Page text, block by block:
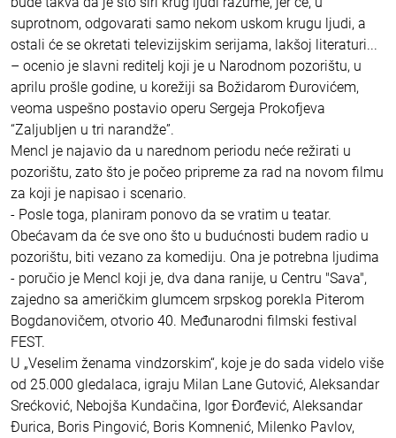
suprotnom, odgovarati samo nekom uskom krugu ljudi, a
ostali će se okretati televizijskim serijama, lakšoj literaturi...
– ocenio je slavni reditelj koji je u Narodnom pozorištu, u
aprilu prošle godine, u korežiji sa Božidarom Đurovićem,
veoma uspešno postavio operu Sergeja Prokofjeva
“Zaljubljen u tri narandže”.
Mencl je najavio da u narednom periodu neće režirati u
pozorištu, zato što je počeo pripreme za rad na novom filmu
za koji je napisao i scenario.
- Posle toga, planiram ponovo da se vratim u teatar.
Obećavam da će sve ono što u budućnosti budem radio u
pozorištu, biti vezano za komediju. Ona je potrebna ljudima
- poručio je Mencl koji je, dva dana ranije, u Centru "Sava",
zajedno sa američkim glumcem srpskog porekla Piterom
Bogdanovičem, otvorio 40. Međunarodni filmski festival
FEST.
U „Veselim ženama vindzorskim“, koje je do sada videlo više
od 25.000 gledalaca, igraju Milan Lane Gutović, Aleksandar
Srećković, Nebojša Kundačina, Igor Đorđević, Aleksandar
Đurica, Boris Pingović, Boris Komnenić, Milenko Pavlov,